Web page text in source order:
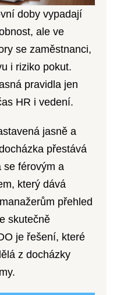
doby vypadají
ale ve
se zaměstnanci,
i riziko pokut.
pravidla jen
HR i vedení.
jasně a
přestává
se férovým a
který dává
přehled
skutečně
je řešení, které
z docházky